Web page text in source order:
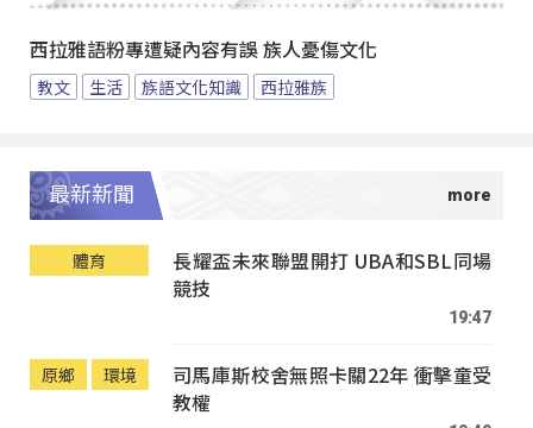
西拉雅語粉專遭疑內容有誤 族人憂傷文化
教文 生活 族語文化知識 西拉雅族
最新新聞
體育
長耀盃未來聯盟開打 UBA和SBL同場
競技
19:47
原鄉 環境
司馬庫斯校舍無照卡關22年 衝擊童受
教權